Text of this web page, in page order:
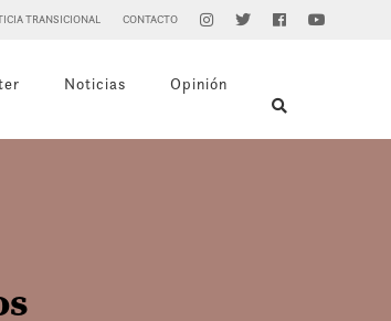
TRANSICIONAL CONTACTO
Noticias Opinión